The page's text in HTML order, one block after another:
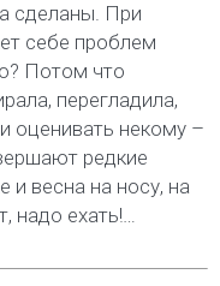
сделаны. При
себе проблем
Потом что
перегладила,
оценивать некому –
редкие
и весна на носу, на
надо ехать!…